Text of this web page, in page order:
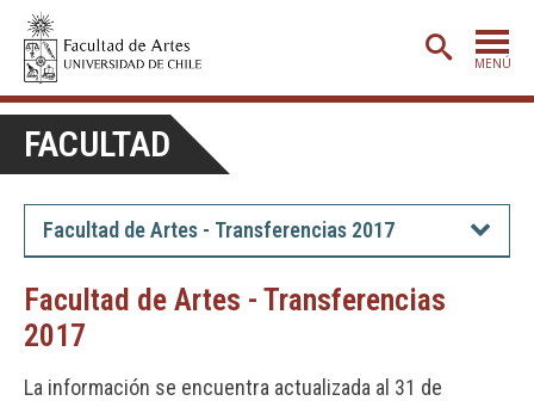
MENÚ
ADMISIÓN
ETAPA BÁSICA
CARRERAS
POSTGRADO
FACULTAD
Facultad de Artes - Transferencias 2017
Facultad de Artes - Transferencias
2017
La información se encuentra actualizada al 31 de